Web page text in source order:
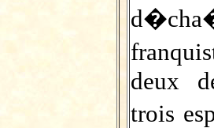
deux
trois